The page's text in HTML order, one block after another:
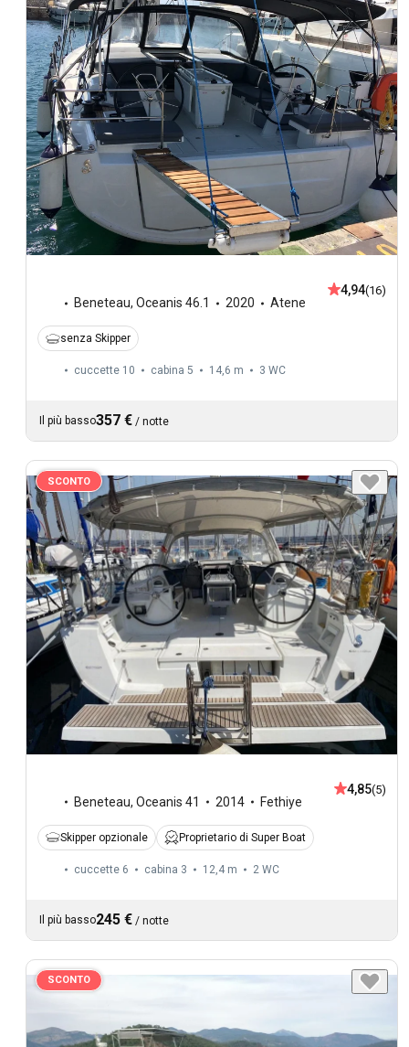
Beneteau, Oceanis 46.1 2020 Atene
4,94(16)
senza Skipper
cuccette 10 cabina 5 14,6 m 3 WC
Il più basso357 € / notte
SCONTO
Beneteau, Oceanis 41 2014 Fethiye
4,85(5)
Skipper opzionale Proprietario di Super Boat
cuccette 6 cabina 3 12,4 m 2 WC
Il più basso245 € / notte
SCONTO